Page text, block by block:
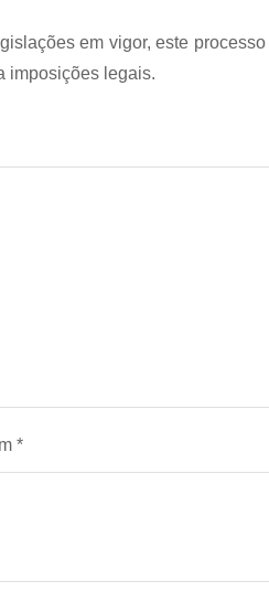
em vigor, este
imposições legais.
*